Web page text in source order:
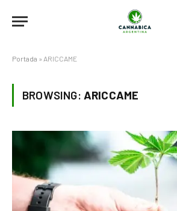
Portada » ARICCAME
BROWSING: ARICCAME